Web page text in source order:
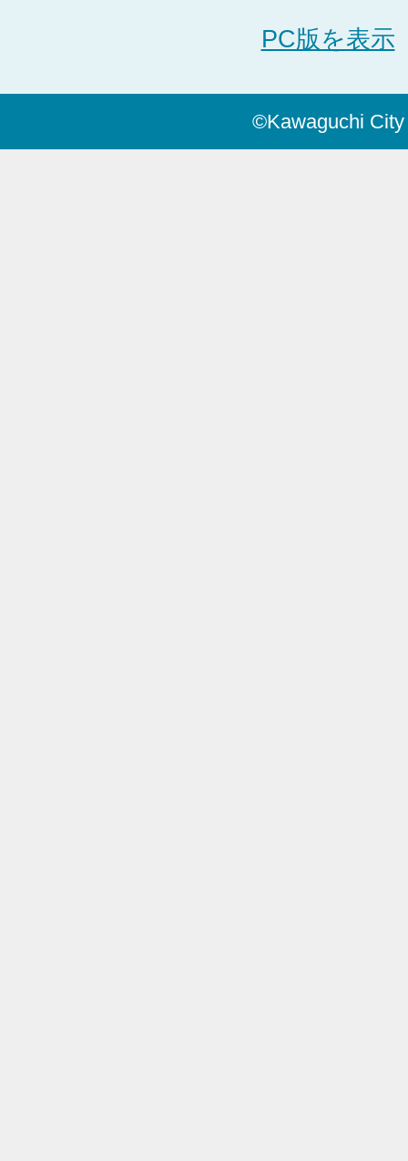
PC版を表示
©Kawaguchi City